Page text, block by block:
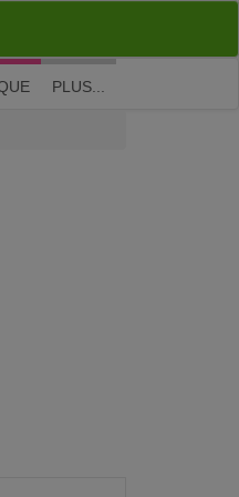
? Visite guidée
PLUS...